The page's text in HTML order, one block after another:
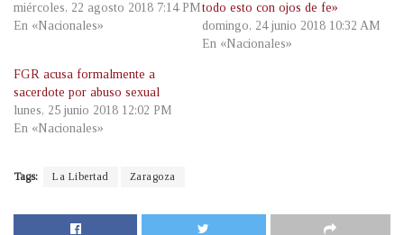
miércoles, 22 agosto 2018 7:14 PM
En «Nacionales»
todo esto con ojos de fe»
domingo, 24 junio 2018 10:32 AM
En «Nacionales»
FGR acusa formalmente a
sacerdote por abuso sexual
lunes, 25 junio 2018 12:02 PM
En «Nacionales»
Tags: La Libertad Zaragoza